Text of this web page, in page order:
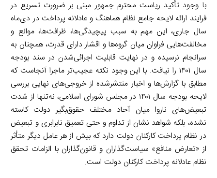
با وجود تأکید ریاست محترم جمهور مبنی بر ضرورت تسریع در
فرایند ارائه لایحه جامع نظام هماهنگ و عادلانه پرداخت در دی‌ماه
سال جاری، این مهم به سبب پیچیدگی‌ها، ظرافت‌ها، موانع و
مخالفت‌هایی فراوان میان گروه‌ها و اقشار دارای قدرت، همچنان به
سرانجام نرسیده و در نهایت قابلیت اجرائی‌شدن در سند بودجه
سال ۱۴۰۱ را نیافت. با این وجود نکته عجیب‌تر ماجرا آنجاست که
مطابق با گزارش‌ها و اخبار منتشرشده از خروجی‌های نهایی بررسی
لایحه بودجه سال ۱۴۰۱ در مجلس شورای اسلامی، نه‌تنها از شدت
تبعیض‌های ناروا میان آحاد مختلف حقوق‌بگیر دولت کاسته
نشده، بلکه شواهد نشان از تداوم و حتی تعمیق نابرابری و تبعیض
در نظام پرداخت کارکنان دولت دارد که بیش از هر عامل دیگر متأثر
از «تعارض منافع» سیاست‌گذاران و قانون‌گذاران با الزامات تحقق
نظام عادلانه پرداخت کارکنان دولت است.